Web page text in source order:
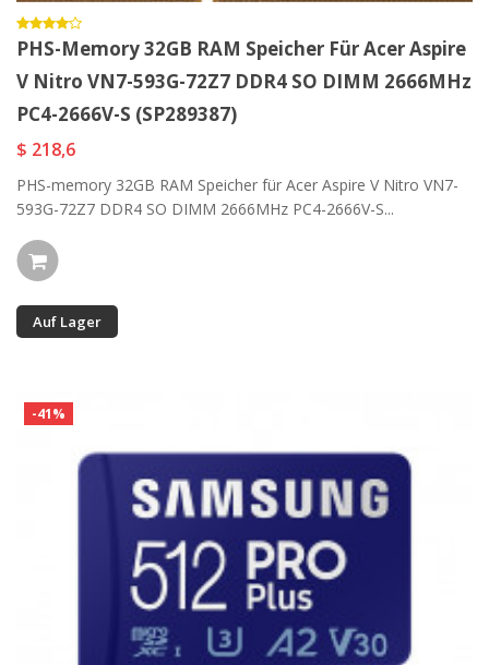
PHS-Memory 32GB RAM Speicher Für Acer Aspire
V Nitro VN7-593G-72Z7 DDR4 SO DIMM 2666MHz
PC4-2666V-S (SP289387)
$ 218,6
PHS-memory 32GB RAM Speicher für Acer Aspire V Nitro VN7-
593G-72Z7 DDR4 SO DIMM 2666MHz PC4-2666V-S...
Auf Lager
-41%